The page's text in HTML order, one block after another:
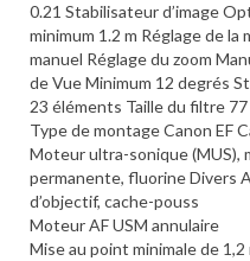
0.21 Stabilisateur d’image
minimum 1.2 m Réglage de
manuel Réglage du zoom
de Vue Minimum 12 degrés
23 éléments Taille du filtre
Type de montage Canon EF
Moteur ultra-sonique (MUS),
permanente, fluorine Divers
d’objectif, cache-pouss
Moteur AF USM annulaire
Mise au point minimale de 1,2